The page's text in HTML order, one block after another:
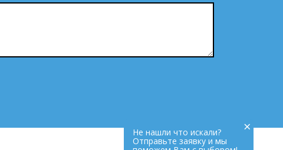
Не нашли что искали?
Отправьте заявку и мы
×